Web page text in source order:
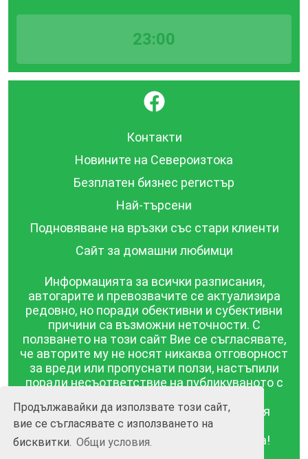
Продължавайки да използвате този сайт,
вие се съгласявате с използването на
бисквитки. Общи условия.
23:00
}
Контакти
Новините на Североизтока
Безплатен бизнес регистър
Най-търсени
Подновяване на връзки със стари клиенти
Сайт за домашни любимци
Информацията за всички разписания,
автогарите и превозвачите се актуализира
редовно, но поради обективни и субективни
причини са възможни неточности. С
ползването на този сайт Вие се съгласявате,
че авторите му не носят никаква отговорност
за вреди или пропуснати ползи, настъпили
поради несъответствие на публикуваното с
публикувана в този сайт се предоставя
такава каквато е, без гаранция за
съответствието ѝ с действителността!